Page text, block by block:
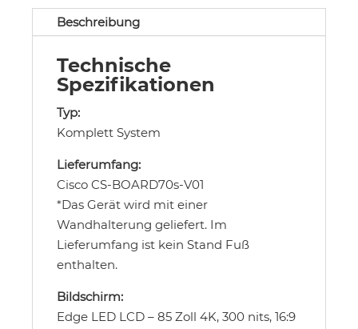
Beschreibung
Technische
Spezifikationen
Typ:
Komplett System
Lieferumfang:
Cisco CS-BOARD70s-V01
*Das Gerät wird mit einer
Wandhalterung geliefert. Im
Lieferumfang ist kein Stand Fuß
enthalten.
Bildschirm:
Edge LED LCD – 85 Zoll 4K, 300 nits, 16:9